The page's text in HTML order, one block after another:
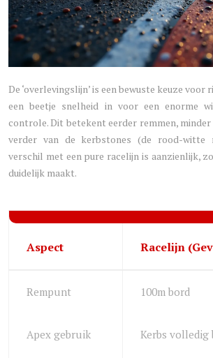
De ‘overlevingslijn’ is een bewuste keuze
een beetje snelheid in voor een enorme
controle. Dit betekent eerder remmen,
verder van de kerbstones (de rood-witte
verschil met een pure racelijn is aanzienlijk,
duidelijk maakt.
Aspect Racelijn
Rempunt 100m bord
Apex gebruik Kerbs